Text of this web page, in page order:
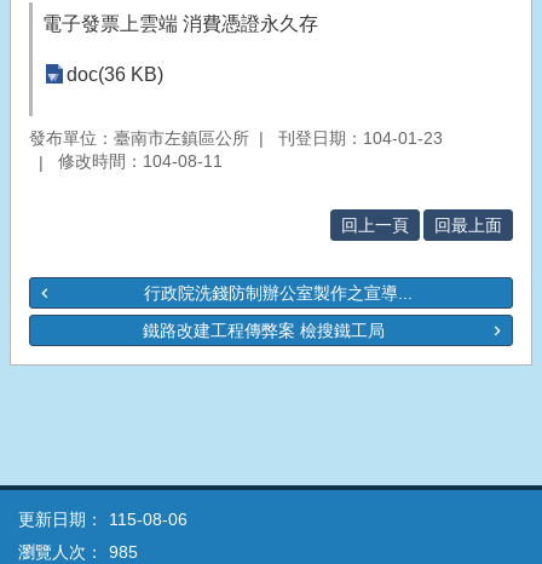
電子發票上雲端 消費憑證永久存
doc(36 KB)
發布單位：臺南市左鎮區公所
刊登日期：104-01-23
修改時間：104-08-11
回上一頁 回最上面
行政院洗錢防制辦公室製作之宣導...
鐵路改建工程傳弊案 檢搜鐵工局
更新日期：
115-08-06
瀏覽人次：
985